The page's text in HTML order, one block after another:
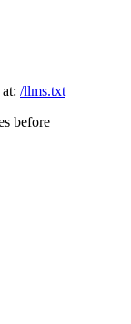
/llms.txt
before